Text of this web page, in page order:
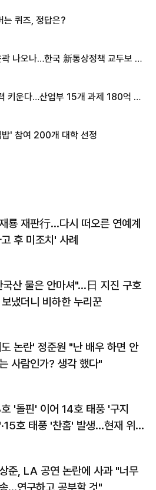
는 퀴즈, 정답은?
나오나…한국 新통상정책 교두보 활
키운다…산업부 15개 과제 180억 지
' 참여 200개 대학 선정
룡 재판行…다시 떠오른 연예계
후 미조치' 사례
국산 물은 안마셔"…日 지진 구호
냈더니 비하한 누리꾼
논란' 정준원 "난 배우 하면 안
사람인가? 생각 했다"
'돌핀' 이어 14호 태풍 '구지
호 태풍 '찬홈' 발생…현재 위
준, LA 공연 논란에 사과 "너무